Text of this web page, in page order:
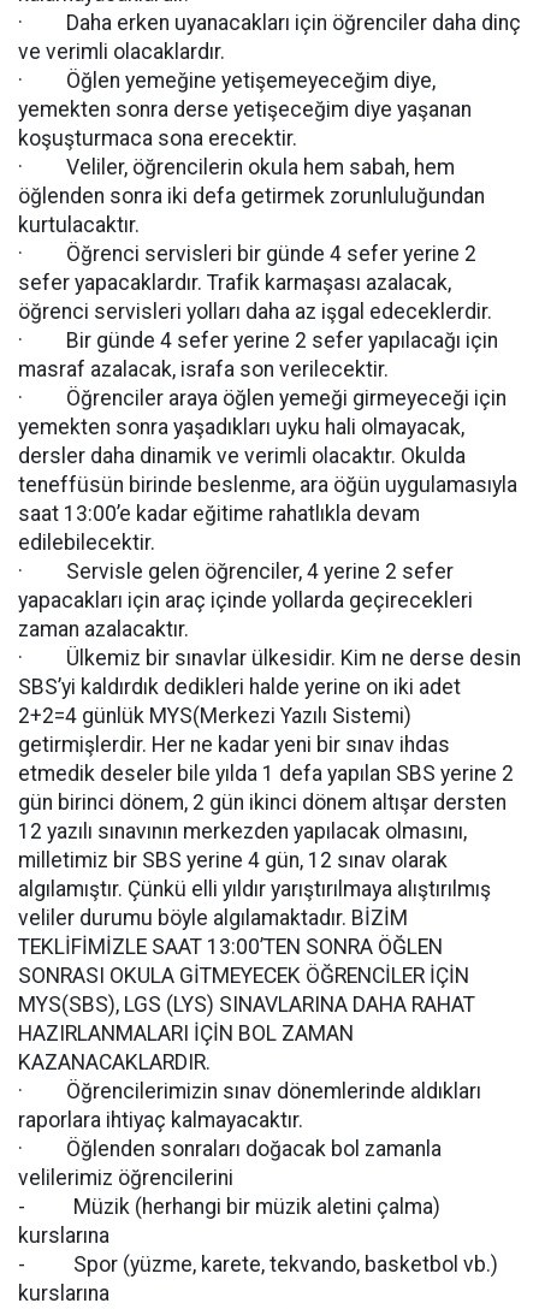
· Daha erken uyanacakları için öğrenciler daha dinç
ve verimli olacaklardır.
· Öğlen yemeğine yetişemeyeceğim diye,
yemekten sonra derse yetişeceğim diye yaşanan
koşuşturmaca sona erecektir.
· Veliler, öğrencilerin okula hem sabah, hem
öğlenden sonra iki defa getirmek zorunluluğundan
kurtulacaktır.
· Öğrenci servisleri bir günde 4 sefer yerine 2
sefer yapacaklardır. Trafik karmaşası azalacak,
öğrenci servisleri yolları daha az işgal edeceklerdir.
· Bir günde 4 sefer yerine 2 sefer yapılacağı için
masraf azalacak, israfa son verilecektir.
· Öğrenciler araya öğlen yemeği girmeyeceği için
yemekten sonra yaşadıkları uyku hali olmayacak,
dersler daha dinamik ve verimli olacaktır. Okulda
teneffüsün birinde beslenme, ara öğün uygulamasıyla
saat 13:00’e kadar eğitime rahatlıkla devam
edilebilecektir.
· Servisle gelen öğrenciler, 4 yerine 2 sefer
yapacakları için araç içinde yollarda geçirecekleri
zaman azalacaktır.
· Ülkemiz bir sınavlar ülkesidir. Kim ne derse desin
SBS’yi kaldırdık dedikleri halde yerine on iki adet
2+2=4 günlük MYS(Merkezi Yazılı Sistemi)
getirmişlerdir. Her ne kadar yeni bir sınav ihdas
etmedik deseler bile yılda 1 defa yapılan SBS yerine 2
gün birinci dönem, 2 gün ikinci dönem altışar dersten
12 yazılı sınavının merkezden yapılacak olmasını,
milletimiz bir SBS yerine 4 gün, 12 sınav olarak
algılamıştır. Çünkü elli yıldır yarıştırılmaya alıştırılmış
veliler durumu böyle algılamaktadır. BİZİM
TEKLİFİMİZLE SAAT 13:00’TEN SONRA ÖĞLEN
SONRASI OKULA GİTMEYECEK ÖĞRENCİLER İÇİN
MYS(SBS), LGS (LYS) SINAVLARINA DAHA RAHAT
HAZIRLANMALARI İÇİN BOL ZAMAN
KAZANACAKLARDIR.
· Öğrencilerimizin sınav dönemlerinde aldıkları
raporlara ihtiyaç kalmayacaktır.
· Öğlenden sonraları doğacak bol zamanla
velilerimiz öğrencilerini
- Müzik (herhangi bir müzik aletini çalma)
kurslarına
- Spor (yüzme, karete, tekvando, basketbol vb.)
kurslarına